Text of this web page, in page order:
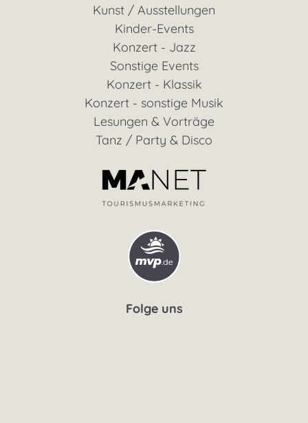
Kunst / Ausstellungen
Kinder-Events
Konzert - Jazz
Sonstige Events
Konzert - Klassik
Konzert - sonstige Musik
Lesungen & Vorträge
Tanz / Party & Disco
Folge uns